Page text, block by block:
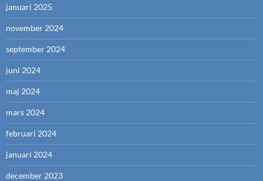
januari 2025
november 2024
september 2024
juni 2024
maj 2024
mars 2024
februari 2024
januari 2024
december 2023